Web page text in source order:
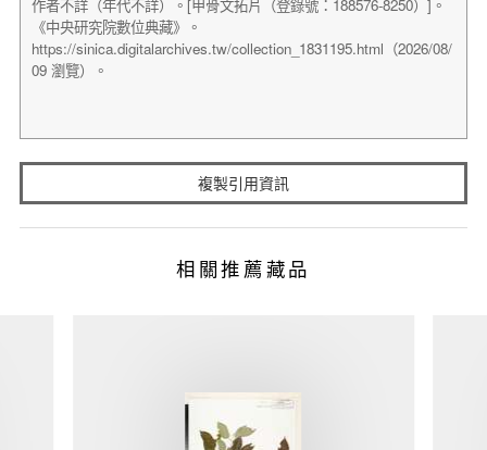
複製引用資訊
相關推薦藏品